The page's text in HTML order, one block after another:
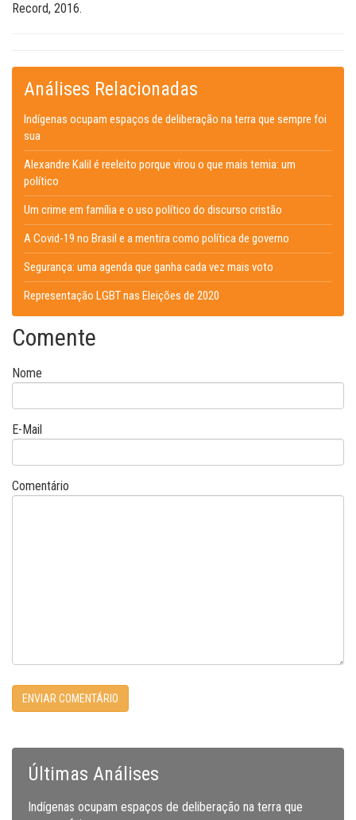
Record, 2016.
Análises Relacionadas
Indígenas ocupam espaços de deliberação na terra que sempre foi
sua
Alexandre Kalil é reeleito porque virou o que mais temia: um
político
Um crime em família e o uso político do discurso cristão
A Covid-19 no Brasil e a mentira como política de governo
Segurança: uma agenda que ganha cada vez mais voto
Representação LGBT nas Eleições de 2020
Comente
Nome
E-Mail
Comentário
Últimas Análises
Indígenas ocupam espaços de deliberação na terra que